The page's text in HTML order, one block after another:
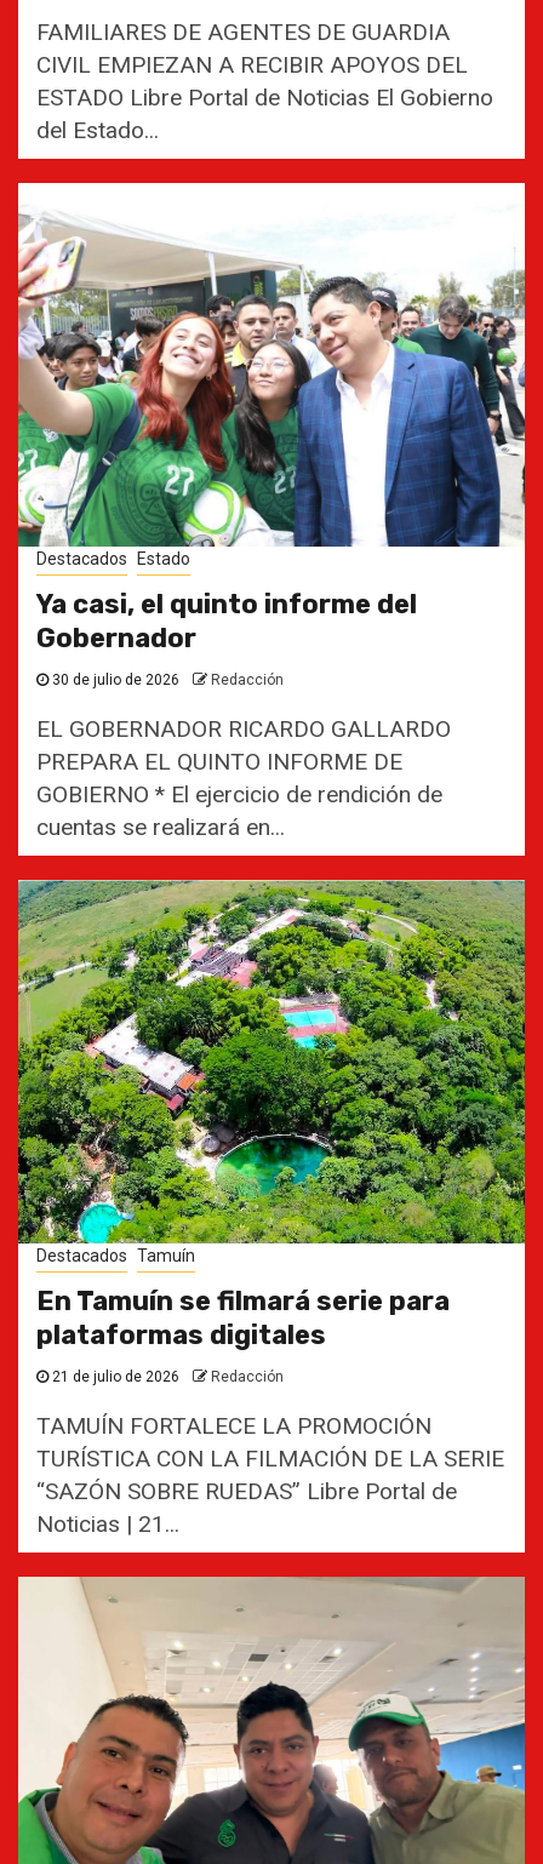
FAMILIARES DE AGENTES DE GUARDIA
CIVIL EMPIEZAN A RECIBIR APOYOS DEL
ESTADO Libre Portal de Noticias El Gobierno
del Estado...
Destacados Estado
Ya casi, el quinto informe del
Gobernador
30 de julio de 2026 Redacción
EL GOBERNADOR RICARDO GALLARDO
PREPARA EL QUINTO INFORME DE
GOBIERNO * El ejercicio de rendición de
cuentas se realizará en...
Destacados Tamuín
En Tamuín se filmará serie para
plataformas digitales
21 de julio de 2026 Redacción
TAMUÍN FORTALECE LA PROMOCIÓN
TURÍSTICA CON LA FILMACIÓN DE LA SERIE
“SAZÓN SOBRE RUEDAS” Libre Portal de
Noticias | 21...